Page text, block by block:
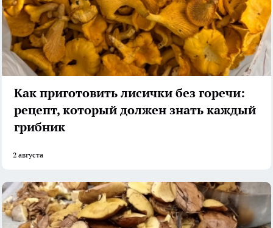
Как приготовить лисички без горечи:
рецепт, который должен знать каждый
грибник
2 августа